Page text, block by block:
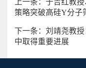
策略突破高硅Y分子
下一条：刘靖尧教
中取得重要进展